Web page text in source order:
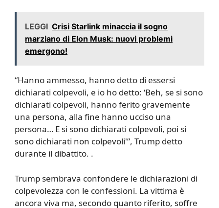
LEGGI Crisi Starlink minaccia il sogno
marziano di Elon Musk: nuovi problemi
emergono!
“Hanno ammesso, hanno detto di essersi
dichiarati colpevoli, e io ho detto: ‘Beh, se si sono
dichiarati colpevoli, hanno ferito gravemente
una persona, alla fine hanno ucciso una
persona… E si sono dichiarati colpevoli, poi si
sono dichiarati non colpevoli'”, Trump detto
durante il dibattito. .
Trump sembrava confondere le dichiarazioni di
colpevolezza con le confessioni. La vittima è
ancora viva ma, secondo quanto riferito, soffre